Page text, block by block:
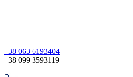
+38 063 6193404
+38 099 3593119